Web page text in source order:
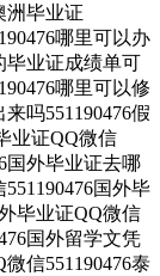
洲毕业证
哪里可以办
毕业证成绩单可
哪里可以修
吗551190476假
业证QQ微信
国外毕业证去哪
国外毕
毕业证QQ微信
国外留学文凭
信551190476泰